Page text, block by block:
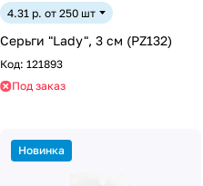
4.31 р. от 250 шт
Серьги "Lady", 3 см (PZ132)
Код: 121893
Под заказ
Новинка